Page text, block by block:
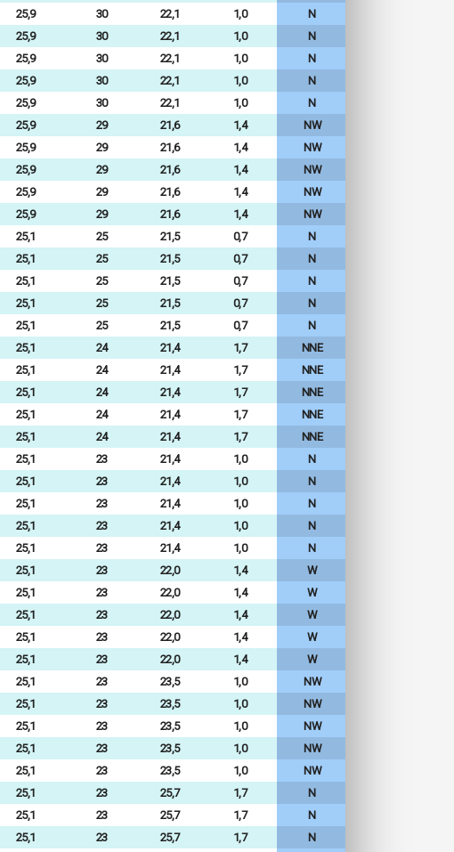
25,9 30 22,1 1,0
N
25,9 30 22,1 1,0
N
25,9 30 22,1 1,0
N
25,9 30 22,1 1,0
N
25,9 30 22,1 1,0
N
25,9 29 21,6 1,4
NW
25,9 29 21,6 1,4
NW
25,9 29 21,6 1,4
NW
25,9 29 21,6 1,4
NW
25,9 29 21,6 1,4
NW
25,1 25 21,5 0,7
N
25,1 25 21,5 0,7
N
25,1 25 21,5 0,7
N
25,1 25 21,5 0,7
N
25,1 25 21,5 0,7
N
25,1 24 21,4 1,7
NNE
25,1 24 21,4 1,7
NNE
25,1 24 21,4 1,7
NNE
25,1 24 21,4 1,7
NNE
25,1 24 21,4 1,7
NNE
25,1 23 21,4 1,0
N
25,1 23 21,4 1,0
N
25,1 23 21,4 1,0
N
25,1 23 21,4 1,0
N
25,1 23 21,4 1,0
N
25,1 23 22,0 1,4
W
25,1 23 22,0 1,4
W
25,1 23 22,0 1,4
W
25,1 23 22,0 1,4
W
25,1 23 22,0 1,4
W
25,1 23 23,5 1,0
NW
25,1 23 23,5 1,0
NW
25,1 23 23,5 1,0
NW
25,1 23 23,5 1,0
NW
25,1 23 23,5 1,0
NW
25,1 23 25,7 1,7
N
25,1 23 25,7 1,7
N
25,1 23 25,7 1,7
N